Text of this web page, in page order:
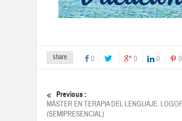
share 0 0 0 0
Previous :
MÁSTER EN TERAPIA DEL LENGUAJE.
(SEMIPRESENCIAL)